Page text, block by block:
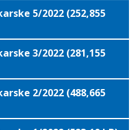
5/2022 (252,855
3/2022 (281,155
2/2022 (488,665